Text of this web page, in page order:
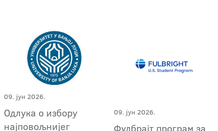
09. јун 2026.
Одлука о избору
најповољнијег
09. јун 2026.